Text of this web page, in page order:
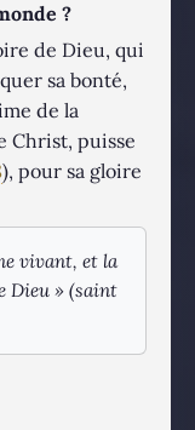
?
de Dieu, qui
sa bonté,
de la
Christ, puisse
), pour sa gloire
vivant, et la
Dieu » (saint